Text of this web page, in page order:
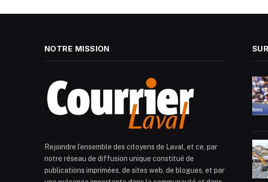
NOTRE MISSION
Rejoindre l’ensemble des citoyens de Laval, et ce, par
notre réseau de diffusion unique constitué de
publications imprimées, de sites web, de blogues, et par